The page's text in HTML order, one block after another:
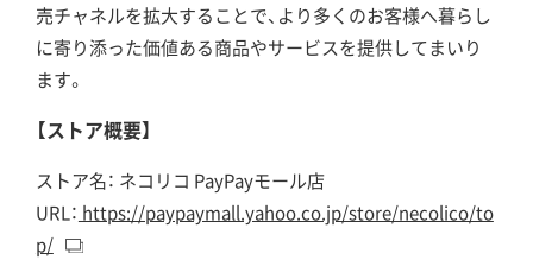
売チャネルを拡大することで、より多くのお客様へ暮らし
に寄り添った価値ある商品やサービスを提供してまいり
ます。
【ストア概要】
ストア名： ネコリコ PayPayモール店
URL： https://paypaymall.yahoo.co.jp/store/necolico/to
p/